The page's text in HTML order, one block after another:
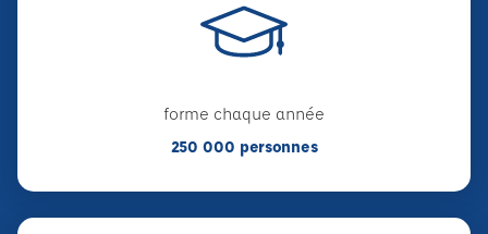
forme chaque année
250 000 personnes